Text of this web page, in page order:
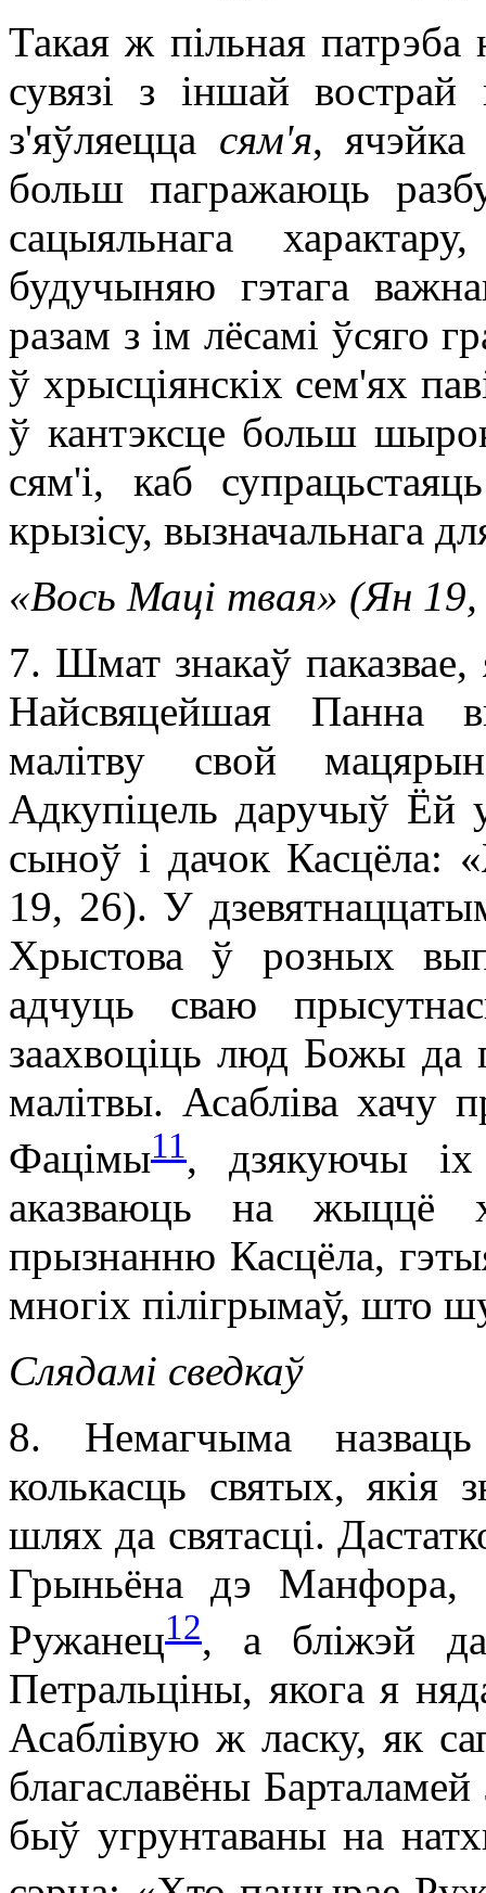
Такая ж пільная патрэба
сувязі з іншай
з'яўляецца сям'я, ячэйка
больш пагражаюць
сацыяльнага
будучыняю гэтага
разам з ім лёсамі ўсяго
ў хрысціянскіх сем'ях
ў кантэксце больш
сям'і, каб
крызісу, вызначальнага
«Вось Маці твая» (Ян
7. Шмат знакаў
Найсвяцейшая Панна
малітву свой
Адкупіцель даручыў Ёй
сыноў і дачок
19, 26). У
Хрыстова ў розных
адчуць сваю
заахвоціць люд Божы да
малітвы. Асабліва хачу
Фацімы11, дзякуючы
аказваюць на жыццё
прызнанню Касцёла,
многіх пілігрымаў, што
Слядамі сведкаў
8. Немагчыма
колькасць святых,
шлях да святасці.
Грыньёна дэ Манфора,
Ружанец12, а бліжэй
Петральціны, якога я
Асаблівую ж ласку, як
благаславёны
быў угрунтаваны на